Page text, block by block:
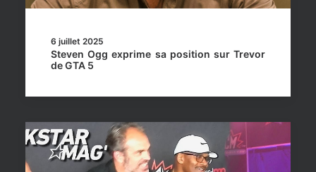
6 juillet 2025
Steven Ogg exprime sa position sur Trevor
de GTA 5